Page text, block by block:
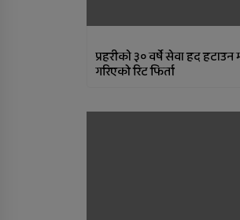
प्रहरीकाे ३० वर्षे सेवा हद हटाउन माग
गरिएको रिट फिर्ता